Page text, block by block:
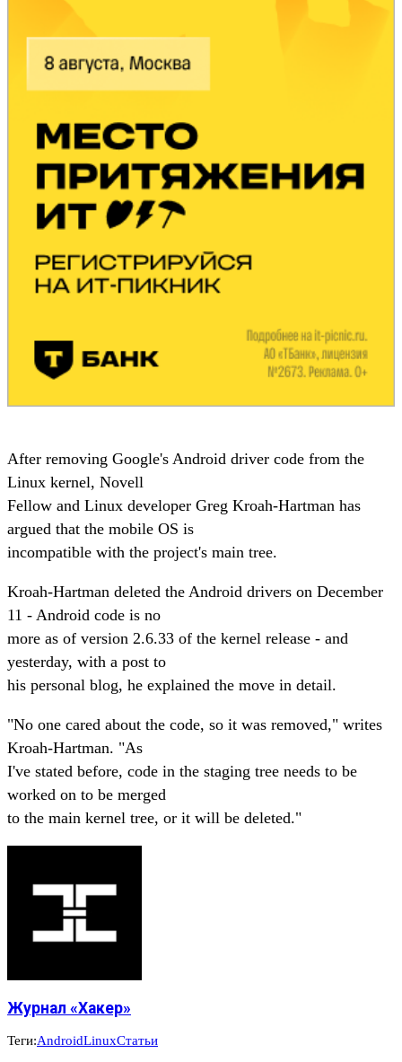
After removing Google's Android driver code from the
Linux kernel, Novell
Fellow and Linux developer Greg Kroah-Hartman has
argued that the mobile OS is
incompatible with the project's main tree.
Kroah-Hartman deleted the Android drivers on December
11 - Android code is no
more as of version 2.6.33 of the kernel release - and
yesterday, with a post to
his personal blog, he explained the move in detail.
"No one cared about the code, so it was removed," writes
Kroah-Hartman. "As
I've stated before, code in the staging tree needs to be
worked on to be merged
to the main kernel tree, or it will be deleted."
Журнал «Хакер»
Теги:AndroidLinuxСтатьи